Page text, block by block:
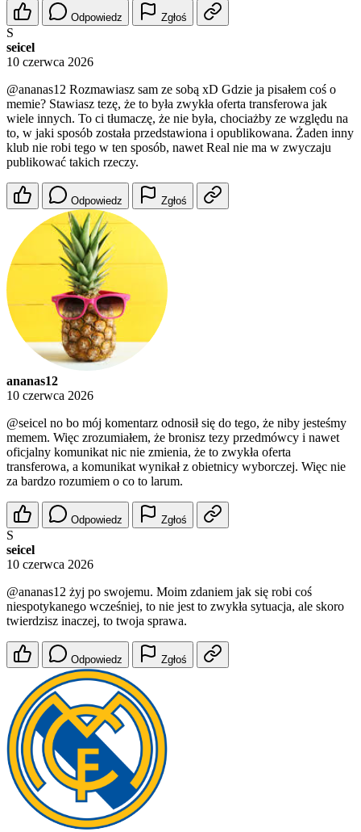
Odpowiedz Zgłoś
S
seicel
10 czerwca 2026
@ananas12 Rozmawiasz sam ze sobą xD Gdzie ja pisałem coś o
memie? Stawiasz tezę, że to była zwykła oferta transferowa jak
wiele innych. To ci tłumaczę, że nie była, chociażby ze względu na
to, w jaki sposób została przedstawiona i opublikowana. Żaden inny
klub nie robi tego w ten sposób, nawet Real nie ma w zwyczaju
publikować takich rzeczy.
Odpowiedz Zgłoś
ananas12
10 czerwca 2026
@seicel no bo mój komentarz odnosił się do tego, że niby jesteśmy
memem. Więc zrozumiałem, że bronisz tezy przedmówcy i nawet
oficjalny komunikat nic nie zmienia, że to zwykła oferta
transferowa, a komunikat wynikał z obietnicy wyborczej. Więc nie
za bardzo rozumiem o co to larum.
Odpowiedz Zgłoś
S
seicel
10 czerwca 2026
@ananas12 żyj po swojemu. Moim zdaniem jak się robi coś
niespotykanego wcześniej, to nie jest to zwykła sytuacja, ale skoro
twierdzisz inaczej, to twoja sprawa.
Odpowiedz Zgłoś